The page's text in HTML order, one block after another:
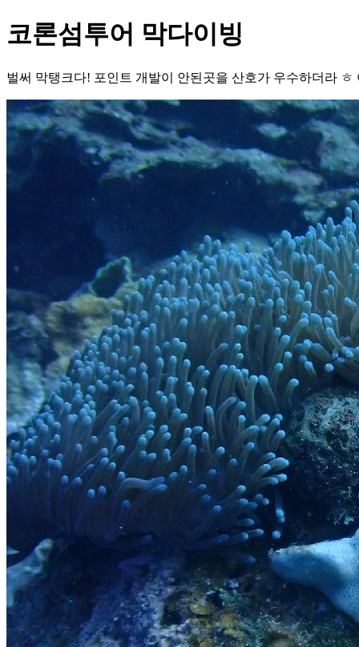
코론섬투어 막다이빙
벌써 막탱크다! 포인트 개발이 안된곳을 산호가 우수하더라